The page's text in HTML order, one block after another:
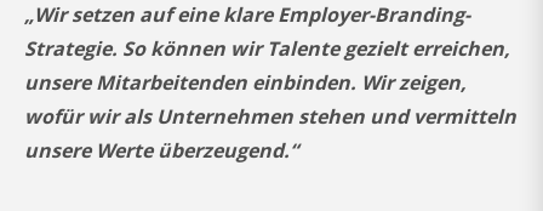
„Wir setzen auf eine klare Employer-Branding-
Strategie. So können wir Talente gezielt erreichen,
unsere Mitarbeitenden einbinden. Wir zeigen,
wofür wir als Unternehmen stehen und vermitteln
unsere Werte überzeugend.“